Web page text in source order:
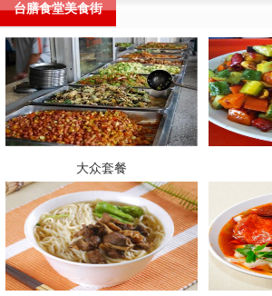
台膳食堂美食街
大众套餐